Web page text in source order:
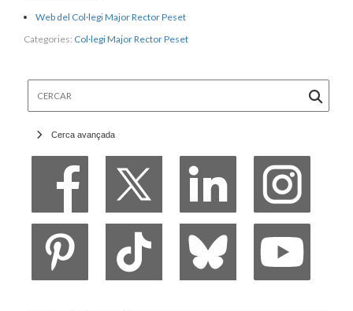
Web del Col·legi Major Rector Peset
Categories: Col·legi Major Rector Peset
Cerca avançada